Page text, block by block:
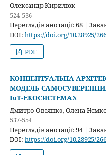
Олександр Кирилюк
524-536
Переглядів анотації: 68 |
DOI: https://doi.org/10.28925/
PDF
КОНЦЕПТУАЛЬНА
МОДЕЛЬ
IoT-ЕКОСИСТЕМАХ
Дмитро Овсянко, Олена
537-554
Переглядів анотації: 94 |
DOI: https://doi.org/10.28925/